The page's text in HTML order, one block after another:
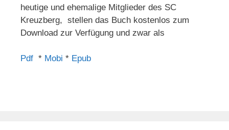
heutige und ehemalige Mitglieder des SC
Kreuzberg, stellen das Buch kostenlos zum
Download zur Verfügung und zwar als
Pdf * Mobi * Epub